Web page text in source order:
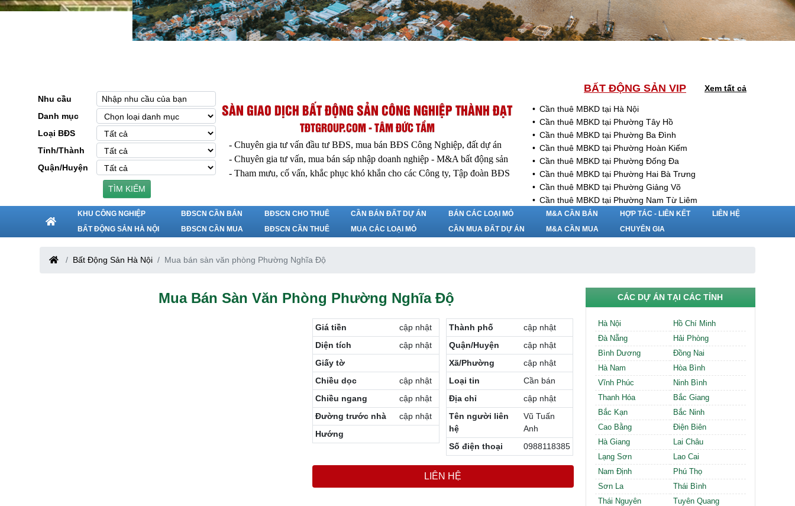
Nhu cầu
Danh mục
Loại BĐS
Tỉnh/Thành
Quận/Huyện
TÌM KIẾM
SÀN GIAO DỊCH BẤT ĐỘNG SẢN CÔNG NGHIỆP THÀNH ĐẠT
TĐTGROUP.COM - TÂM ĐỨC TẦM
- Chuyên gia tư vấn đầu tư BĐS, mua bán BĐS Công Nghiệp, đất dự án
- Chuyên gia tư vấn, mua bán sáp nhập doanh nghiệp - M&A bất động sản
- Tham mưu, cố vấn, khắc phục khó khắn cho các Công ty, Tập đoàn BĐS
BẤT ĐỘNG SẢN VIP Xem tất cả
Cần thuê MBKD tại Hà Nội
Cần thuê MBKD tại Phường Tây Hồ
Cần thuê MBKD tại Phường Ba Đình
Cần thuê MBKD tại Phường Hoàn Kiếm
Cần thuê MBKD tại Phường Đống Đa
Cần thuê MBKD tại Phường Hai Bà Trưng
Cần thuê MBKD tại Phường Giảng Võ
Cần thuê MBKD tại Phường Nam Từ Liêm
Cần thuê MBKD tại Phường Cầu Giấy
Cần thuê MBKD tại Phường Thanh Xuân
Cần thuê MBKD tại Phường Long Biên
Cần thuê MBKD tại Phường Yên Hòa
Cần thuê MBKD tại Phường Nghĩa Độ
Cần thuê MBKD tại Phường Phương Liệt
Cần thuê MBKD tại Phường Khương Đình
Cần thuê MBKD tại Phường Yên Sở
Cần thuê MBKD tại Phường Hoàng Liệt
Cần thuê MBKD tại Phường Định Công
Cần thuê MBKD tại Phường Tương Mai
Cần thuê MBKD tại Phường Vĩnh Hưng
Cần thuê MBKD tại Phường Lĩnh Nam
Cần thuê MBKD tại Phường Hồng Hà
Cần thuê MBKD tại Phường Láng
Cần thuê MBKD tại Phường Văn Miếu
Cần thuê MBKD tại Phường Kim Liên
Cần thuê MBKD tại Phường Bạch Mai
Cần thuê MBKD tại Phường Vĩnh Tuy
KHU CÔNG NGHIỆP
BẤT ĐỘNG SẢN HÀ NỘI
BĐSCN CẦN BÁN
BĐSCN CẦN MUA
BĐSCN CHO THUÊ
BĐSCN CẦN THUÊ
CẦN BÁN ĐẤT DỰ ÁN
MUA CÁC LOẠI MỎ
BÁN CÁC LOẠI MỎ
CẦN MUA ĐẤT DỰ ÁN
M&A CẦN BÁN
M&A CẦN MUA
HỢP TÁC - LIÊN KẾT
CHUYÊN GIA
LIÊN HỆ
Bất Động Sản Hà Nội Mua bán sàn văn phòng Phường Nghĩa Độ
Mua Bán Sàn Văn Phòng Phường Nghĩa Độ
Giá tiền
cập nhật
Diện tích
cập nhật
Giấy tờ
Chiều dọc
cập nhật
Chiều ngang
cập nhật
Đường trước nhà
cập nhật
Hướng
Thành phố
cập nhật
Quận/Huyện
cập nhật
Xã/Phường
cập nhật
Loại tin
Cần bán
Địa chỉ
cập nhật
Tên người liên
hệ
Vũ Tuấn
Anh
Số điện thoại
0988118385
LIÊN HỆ
CÁC DỰ ÁN TẠI CÁC TỈNH
Hà Nội
Hồ Chí Minh
Đà Nẵng
Hải Phòng
Bình Dương
Đồng Nai
Hà Nam
Hòa Bình
Vĩnh Phúc
Ninh Bình
Thanh Hóa
Bắc Giang
Bắc Kạn
Bắc Ninh
Cao Bằng
Điện Biên
Hà Giang
Lai Châu
Lạng Sơn
Lao Cai
Nam Định
Phú Thọ
Sơn La
Thái Bình
Thái Nguyên
Tuyên Quang